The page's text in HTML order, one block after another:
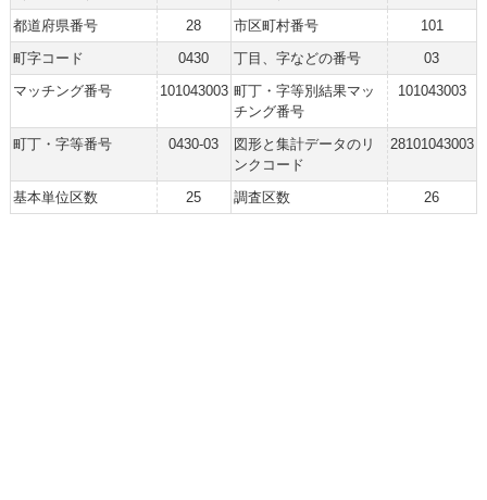
都道府県番号
28 市区町村番号
101
町字コード
0430 丁目、字などの番号
03
マッチング番号
101043003 町丁・字等別結果マッ
チング番号
101043003
町丁・字等番号 0430-03
図形と集計データのリ
ンクコード
28101043003
基本単位区数 25 調査区数 26